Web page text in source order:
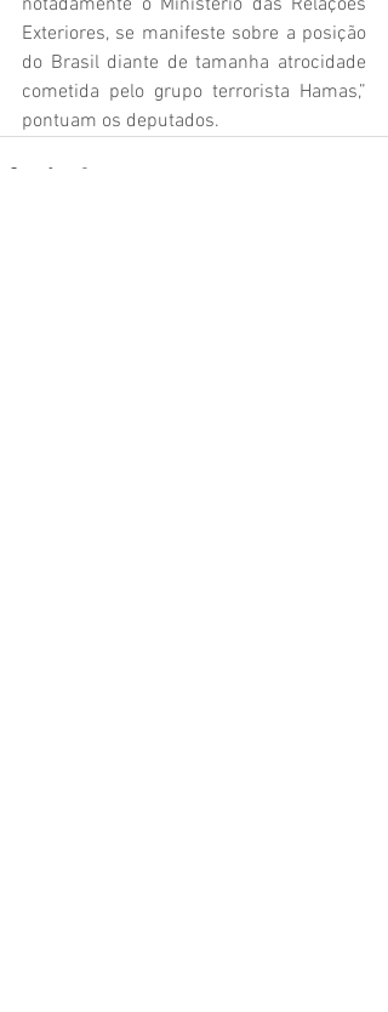
Exteriores, se manifeste sobre a posição
do Brasil diante de tamanha atrocidade
cometida pelo grupo terrorista Hamas,”
pontuam os deputados.